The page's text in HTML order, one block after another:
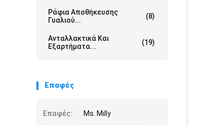
Ράφια Αποθήκευσης
Γυαλιού...
(8)
Ανταλλακτικά Και
Εξαρτήματα...
(19)
Επαφές
Επαφές:
Ms. Milly